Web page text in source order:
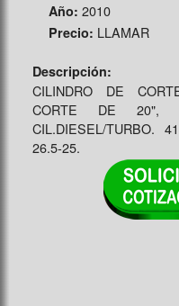
Año: 2010
Precio: LLAMAR
Descripción:
CILINDRO DE
CORTE DE 20",
CIL.DIESEL/TURBO.
26.5-25.